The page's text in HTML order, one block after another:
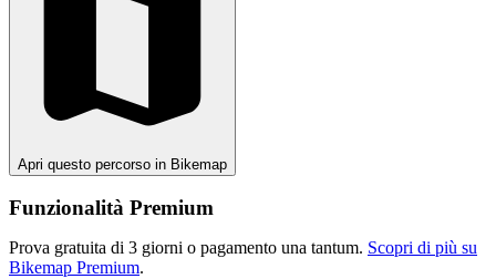
Apri questo percorso in Bikemap
Funzionalità Premium
Prova gratuita di 3 giorni o pagamento una tantum. Scopri di più su
Bikemap Premium.